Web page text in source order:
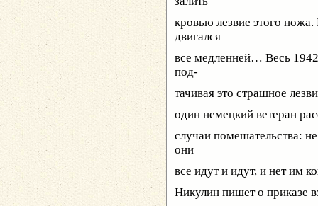
кровью лезвие этого
двигался
все медленней… Весь 1942
под-
тачивая это страшное
один немецкий ветеран
случаи помешательства:
они
все идут и идут, и нет им
Никулин пишет о приказе